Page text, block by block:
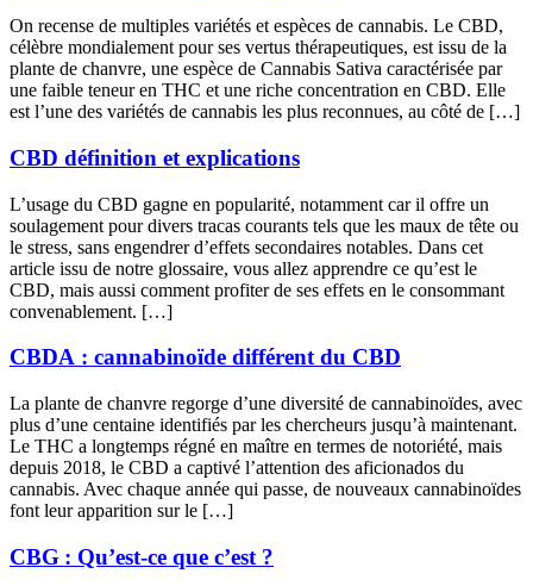
On recense de multiples variétés et espèces de cannabis. Le CBD,
célèbre mondialement pour ses vertus thérapeutiques, est issu de la
plante de chanvre, une espèce de Cannabis Sativa caractérisée par
une faible teneur en THC et une riche concentration en CBD. Elle
est l’une des variétés de cannabis les plus reconnues, au côté de […]
CBD définition et explications
L’usage du CBD gagne en popularité, notamment car il offre un
soulagement pour divers tracas courants tels que les maux de tête ou
le stress, sans engendrer d’effets secondaires notables. Dans cet
article issu de notre glossaire, vous allez apprendre ce qu’est le
CBD, mais aussi comment profiter de ses effets en le consommant
convenablement. […]
CBDA : cannabinoïde différent du CBD
La plante de chanvre regorge d’une diversité de cannabinoïdes, avec
plus d’une centaine identifiés par les chercheurs jusqu’à maintenant.
Le THC a longtemps régné en maître en termes de notoriété, mais
depuis 2018, le CBD a captivé l’attention des aficionados du
cannabis. Avec chaque année qui passe, de nouveaux cannabinoïdes
font leur apparition sur le […]
CBG : Qu’est-ce que c’est ?